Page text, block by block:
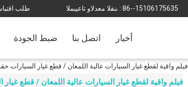
المبيعات والدعم الفنى : 86--15106175635 طلب
ضبط الجودة اتصل بنا أخبار
فيلم واقية لقطع غيار السيارات عالية اللمعان / قطع غيار السيارات
فيلم واقية لقطع غيار السيارات عالية اللمعان / قطع غيار